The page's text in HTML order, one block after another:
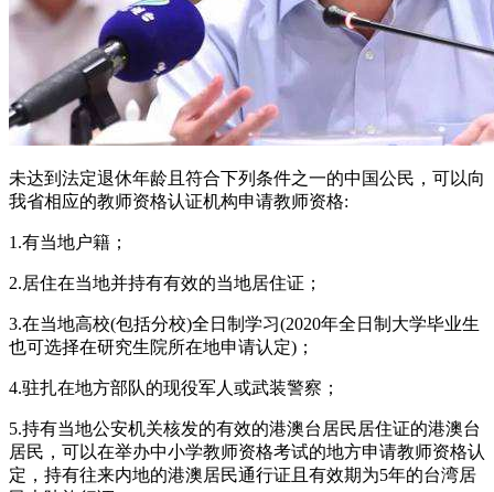
未达到法定退休年龄且符合下列条件之一的中国公民，可以向
我省相应的教师资格认证机构申请教师资格:
1.有当地户籍；
2.居住在当地并持有有效的当地居住证；
3.在当地高校(包括分校)全日制学习(2020年全日制大学毕业生
也可选择在研究生院所在地申请认定)；
4.驻扎在地方部队的现役军人或武装警察；
5.持有当地公安机关核发的有效的港澳台居民居住证的港澳台
居民，可以在举办中小学教师资格考试的地方申请教师资格认
定，持有往来内地的港澳居民通行证且有效期为5年的台湾居